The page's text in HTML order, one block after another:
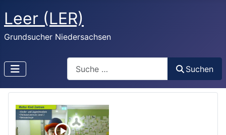
Leer (LER)
Grundsucher Niedersachsen
Suchen